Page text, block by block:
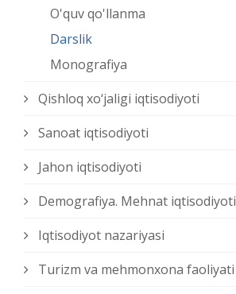
O'quv qo'llanma
Darslik
Monografiya
Qishloq xо‘jaligi iqtisodiyoti
Sanoat iqtisodiyoti
Jahon iqtisodiyoti
Demografiya. Mehnat iqtisodiyoti
Iqtisodiyot nazariyasi
Turizm va mehmonxona faoliyati